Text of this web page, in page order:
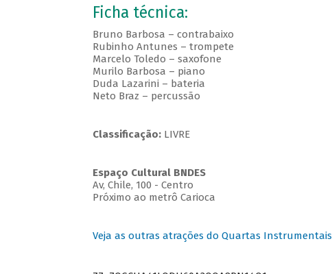
Ficha técnica:
Bruno Barbosa – contrabaixo
Rubinho Antunes – trompete
Marcelo Toledo – saxofone
Murilo Barbosa – piano
Duda Lazarini – bateria
Neto Braz – percussão
Classificação:LIVRE
Espaço Cultural BNDES
Av, Chile, 100 - Centro
Próximo ao metrô Carioca
Veja as outras atrações do Quartas Instrumentais